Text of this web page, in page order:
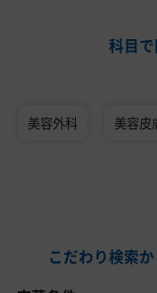
科目
美容外科 美容皮
こだわり検索